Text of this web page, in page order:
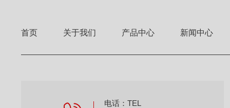
首页 关于我们 产品中心 新闻中心
电话：TEL